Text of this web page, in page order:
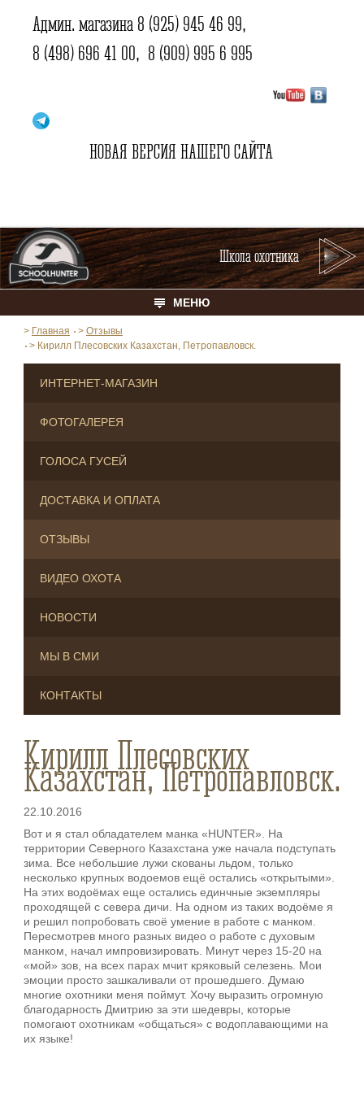
Админ. магазина 8 (925) 945 46 99,
8 (498) 696 41 00, 8 (909) 995 6 995
НОВАЯ ВЕРСИЯ НАШЕГО САЙТА
Школа охотника
МЕНЮ
> Главная > Отзывы
> Кирилл Плесовских Казахстан, Петропавловск.
ИНТЕРНЕТ-МАГАЗИН
ФОТОГАЛЕРЕЯ
ГОЛОСА ГУСЕЙ
ДОСТАВКА И ОПЛАТА
ОТЗЫВЫ
ВИДЕО ОХОТА
НОВОСТИ
МЫ В СМИ
КОНТАКТЫ
Кирилл Плесовских
Казахстан, Петропавловск.
22.10.2016
Вот и я стал обладателем манка «HUNTER». На
территории Северного Казахстана уже начала подступать
зима. Все небольшие лужи скованы льдом, только
несколько крупных водоемов ещё остались «открытыми».
На этих водоёмах еще остались единчные экземпляры
проходящей с севера дичи. На одном из таких водоёме я
и решил попробовать своё умение в работе с манком.
Пересмотрев много разных видео о работе с духовым
манком, начал импровизировать. Минут через 15-20 на
«мой» зов, на всех парах мчит кряковый селезень. Мои
эмоции просто зашкаливали от прошедшего. Думаю
многие охотники меня поймут. Хочу выразить огромную
благодарность Дмитрию за эти шедевры, которые
помогают охотникам «общаться» с водоплавающими на
их языке!